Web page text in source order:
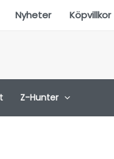
Nyheter Köpvillkor
Z-Hunter